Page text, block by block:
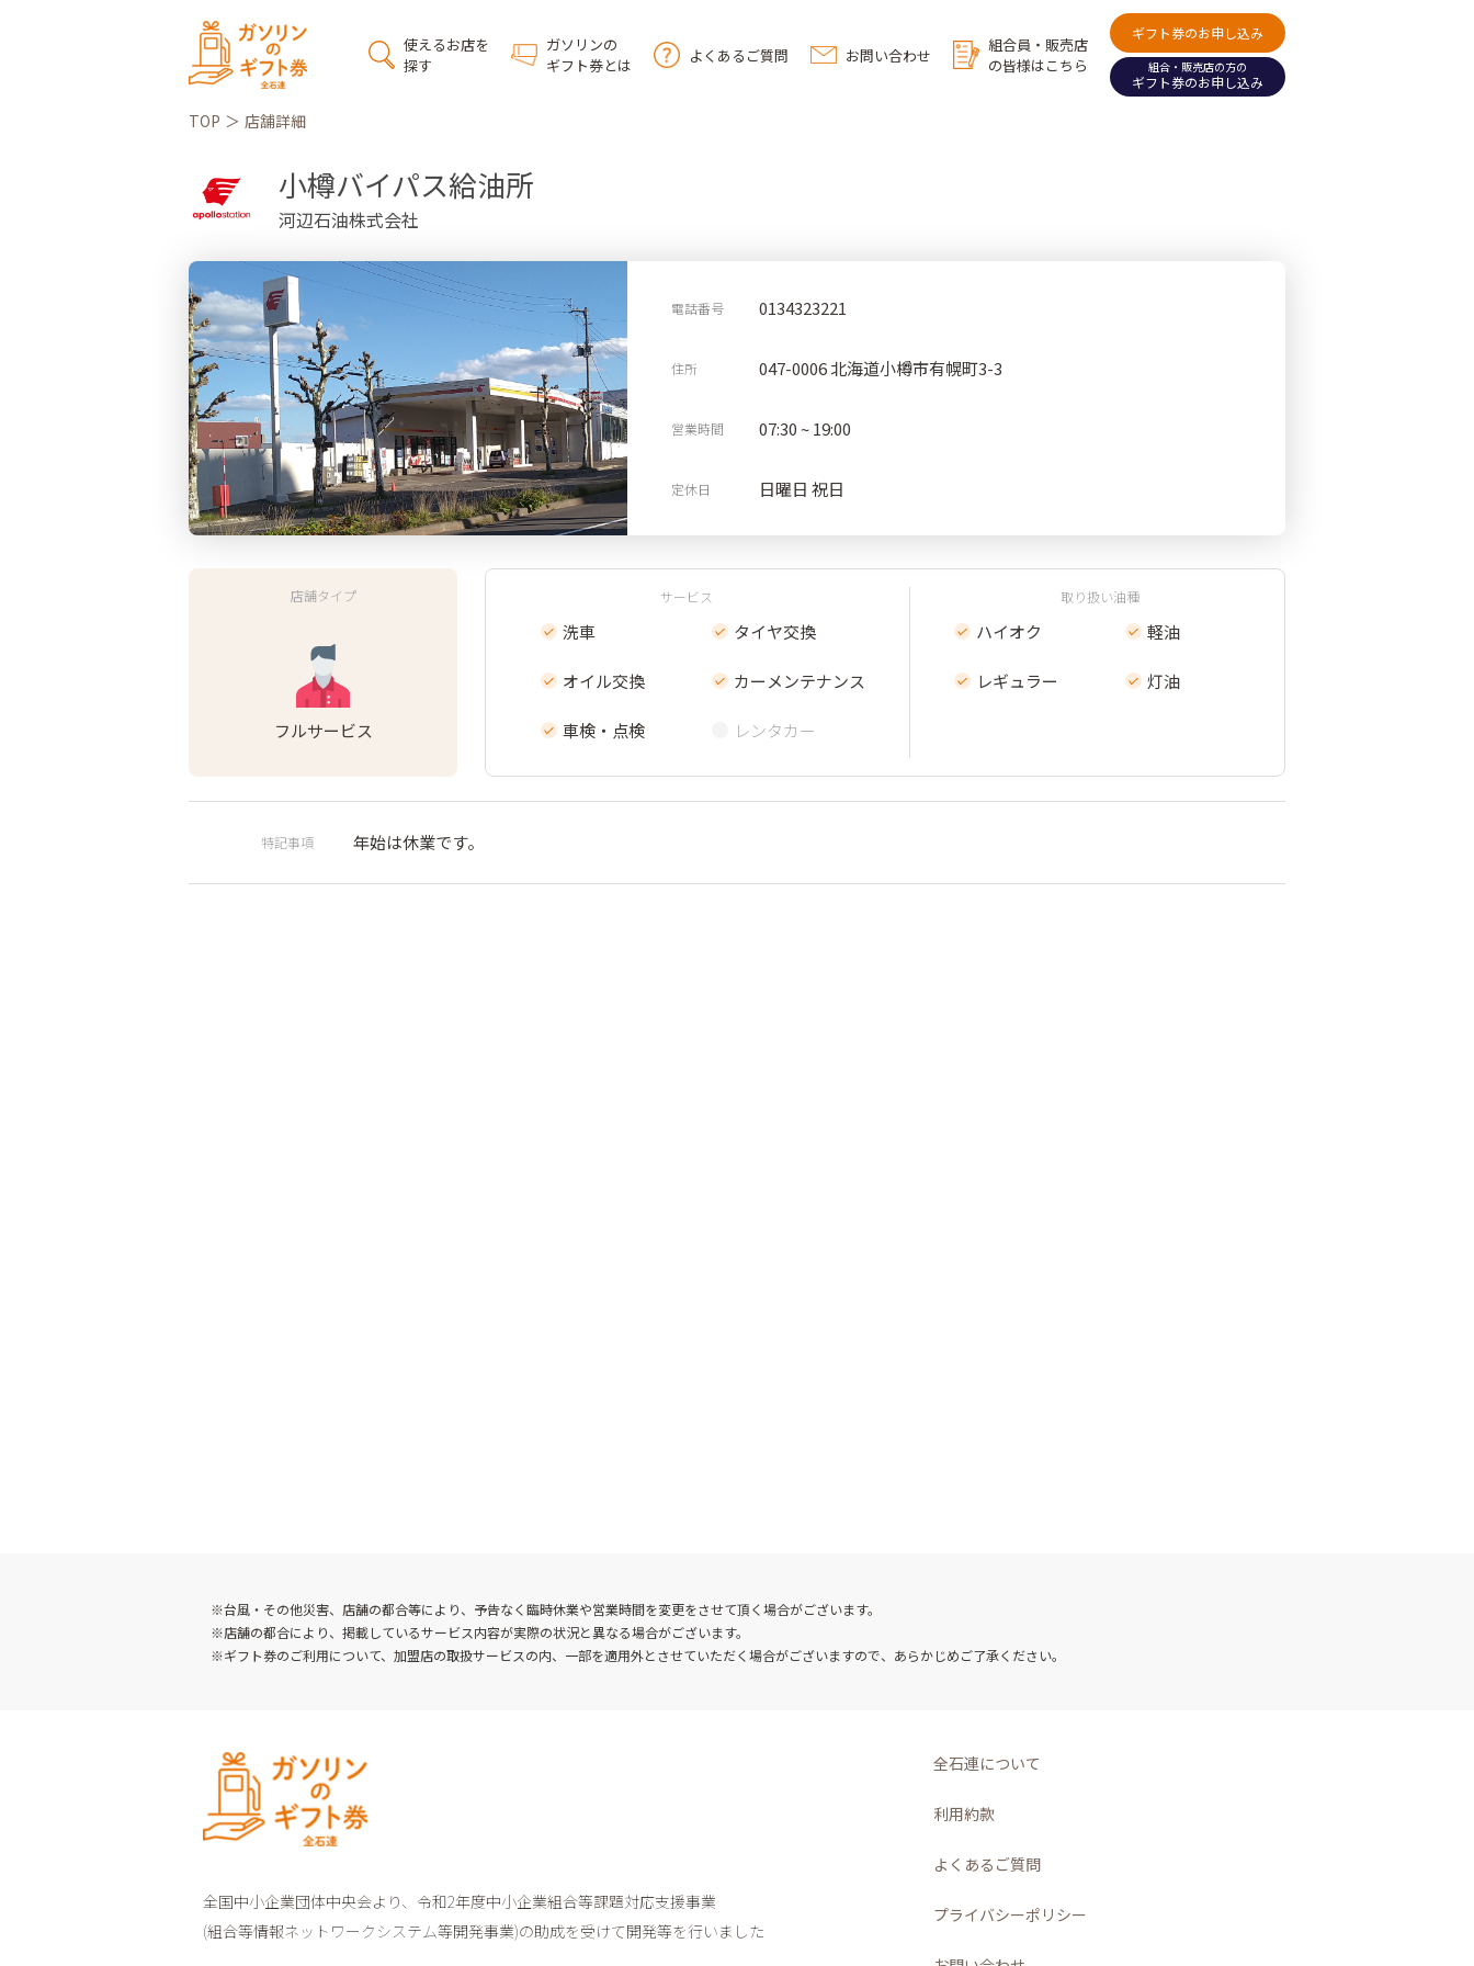
使えるお店を
探す
ガソリンの
ギフト券とは
よくあるご質問 お問い合わせ
組合員・販売店
の皆様はこちら
ギフト券のお申し込み
組合・販売店の方の
ギフト券のお申し込み
TOP 店舗詳細
小樽バイパス給油所
河辺石油株式会社
電話番号 0134323221
住所 047-0006 北海道小樽市有幌町3-3
営業時間 07:30 ~ 19:00
定休日 日曜日 祝日
店舗タイプ
フルサービス
サービス
洗車
オイル交換
車検・点検
タイヤ交換
カーメンテナンス
レンタカー
取り扱い油種
ハイオク
レギュラー
軽油
灯油
特記事項 年始は休業です。
※台風・その他災害、店舗の都合等により、予告なく臨時休業や営業時間を変更をさせて頂く場合がございます。
※店舗の都合により、掲載しているサービス内容が実際の状況と異なる場合がございます。
※ギフト券のご利用について、加盟店の取扱サービスの内、一部を適用外とさせていただく場合がございますので、あらかじめご了承ください。
全国中小企業団体中央会より、 令和2年度中小企業組合等課題対応支援事業
(組合等情報ネットワークシステム等開発事業)の助成を受けて開発等を行いました
全石連について
利用約款
よくあるご質問
プライバシーポリシー